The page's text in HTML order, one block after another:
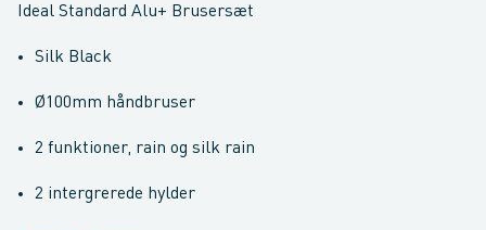
Ideal Standard Alu+ Brusersæt
Silk Black
Ø100mm håndbruser
2 funktioner, rain og silk rain
2 intergrerede hylder